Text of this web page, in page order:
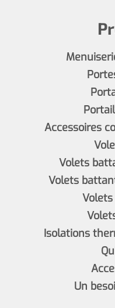
Accessoires
Volets
Volets
Isolations
Un